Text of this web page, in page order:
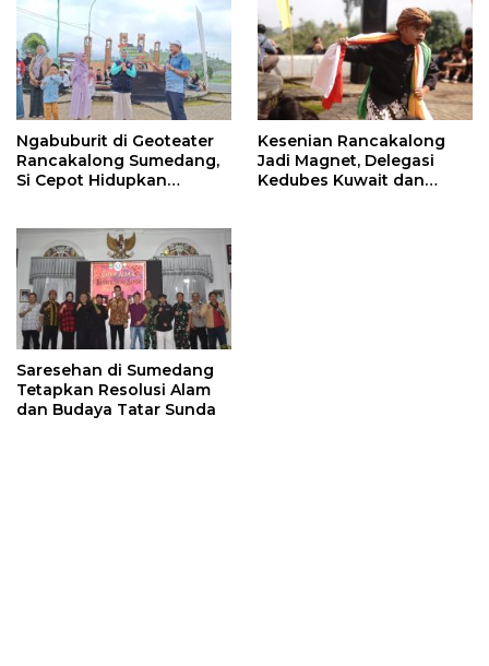
Ngabuburit di Geoteater
Rancakalong Sumedang,
Si Cepot Hidupkan
Kesenian Rancakalong
Jadi Magnet, Delegasi
Kedubes Kuwait dan
Saresehan di Sumedang
Tetapkan Resolusi Alam
dan Budaya Tatar Sunda